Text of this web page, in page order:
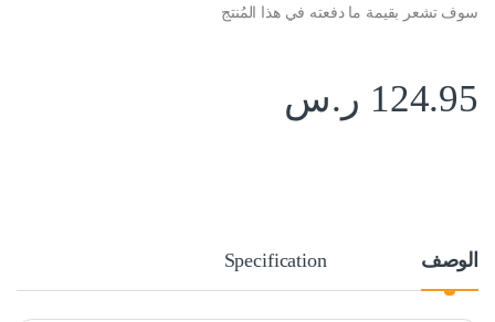
سوف تشعر بقيمة ما دفعته في هذا المُنتج
124.95 ر.س
الوصف Specification